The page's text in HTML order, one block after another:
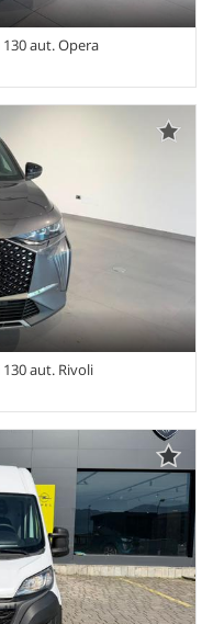
130 aut. Opera
Chiaro perlato • 5
Passeggero • Airbag
Bluetooth • Cerchi in lega
• Controllo trazione •
• Immobilizzatore
Control • Regolazione
• Servosterzo •
elettrici • Telecamera
aut. Rivoli
Platinum metallizzato
• Bluetooth • Cerchi
• Controllo
antiparticolato •
• Park Distance
posteriore sdoppiato
Specchietti laterali elettrici